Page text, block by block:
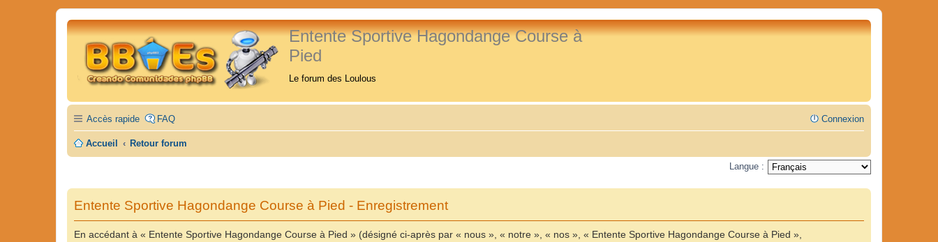
Entente Sportive Hagondange Course à
Pied
Le forum des Loulous
Accès rapide FAQ Connexion
Accueil Retour forum
Langue :
Entente Sportive Hagondange Course à Pied - Enregistrement
En accédant à « Entente Sportive Hagondange Course à Pied » (désigné ci-après par « nous », « notre », « nos », « Entente Sportive Hagondange Course à Pied »,